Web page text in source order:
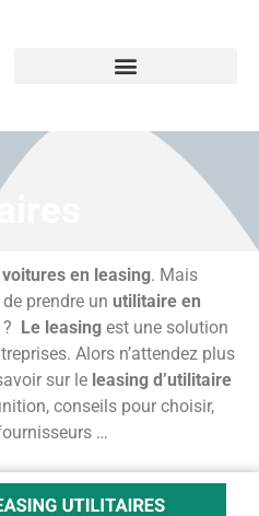
voitures en leasing. Mais
prendre un utilitaire en
? Le leasing est une solution
Alors n’attendez plus
sur le leasing d’utilitaire
conseils pour choisir,
…